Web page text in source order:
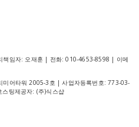
책임자: 오재훈 | 전화: 010-4653-8598 | 이메
미어타워 2005-3호 | 사업자등록번호:773-03-
스팅제공자: (주)식스샵